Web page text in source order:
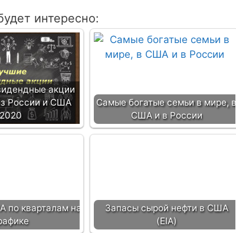
интересно:
акции
России и США
2020
Самые богатые семьи в мире, в
США и в России
по кварталам на
Запасы сырой нефти в США
(EIA)